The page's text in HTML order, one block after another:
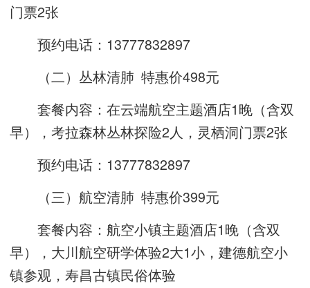
门票2张
预约电话：13777832897
（二）丛林清肺 特惠价498元
套餐内容：在云端航空主题酒店1晚（含双
早），考拉森林丛林探险2人，灵栖洞门票2张
预约电话：13777832897
（三）航空清肺 特惠价399元
套餐内容：航空小镇主题酒店1晚（含双
早），大川航空研学体验2大1小，建德航空小
镇参观，寿昌古镇民俗体验